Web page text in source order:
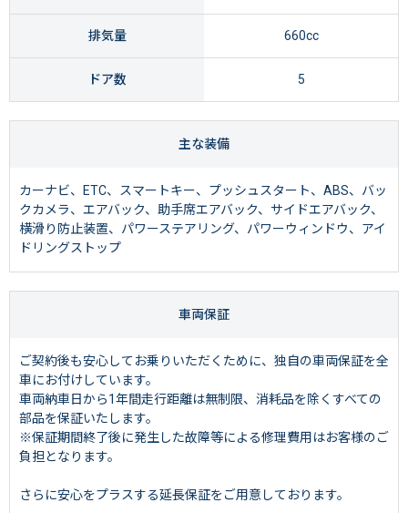
排気量 660cc
ドア数 5
主な装備
カーナビ、ETC、スマートキー、プッシュスタート、ABS、バッ
クカメラ、エアバック、助手席エアバック、サイドエアバック、
横滑り防止装置、パワーステアリング、パワーウィンドウ、アイ
ドリングストップ
車両保証
ご契約後も安心してお乗りいただくために、独自の車両保証を全
車にお付けしています。
車両納車日から1年間走行距離は無制限、消耗品を除くすべての
部品を保証いたします。
※保証期間終了後に発生した故障等による修理費用はお客様のご
負担となります。
さらに安心をプラスする延長保証をご用意しております。